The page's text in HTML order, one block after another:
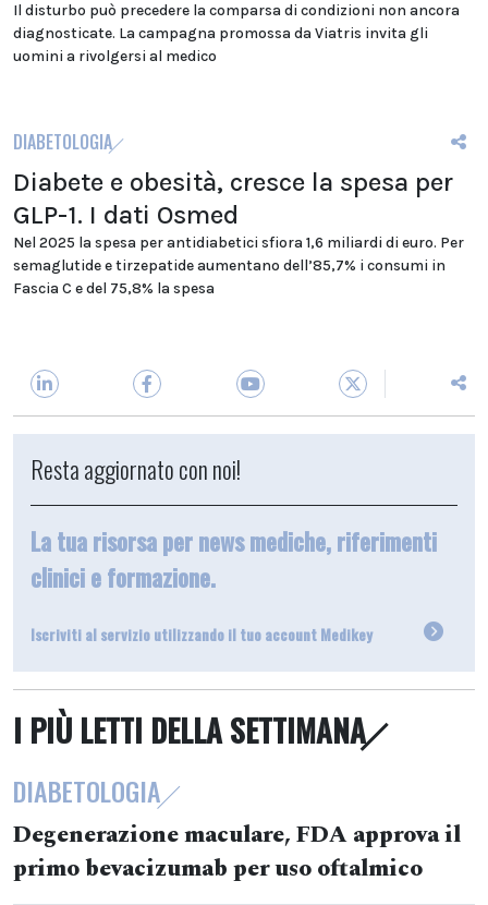
Il disturbo può precedere la comparsa di condizioni non ancora
diagnosticate. La campagna promossa da Viatris invita gli
uomini a rivolgersi al medico
DIABETOLOGIA
Diabete e obesità, cresce la spesa per
GLP-1. I dati Osmed
Nel 2025 la spesa per antidiabetici sfiora 1,6 miliardi di euro. Per
semaglutide e tirzepatide aumentano dell’85,7% i consumi in
Fascia C e del 75,8% la spesa
Resta aggiornato con noi!
La tua risorsa per news mediche, riferimenti
clinici e formazione.
Iscriviti al servizio utilizzando il tuo account Medikey
I PIÙ LETTI DELLA SETTIMANA
DIABETOLOGIA
Degenerazione maculare, FDA approva il
primo bevacizumab per uso oftalmico